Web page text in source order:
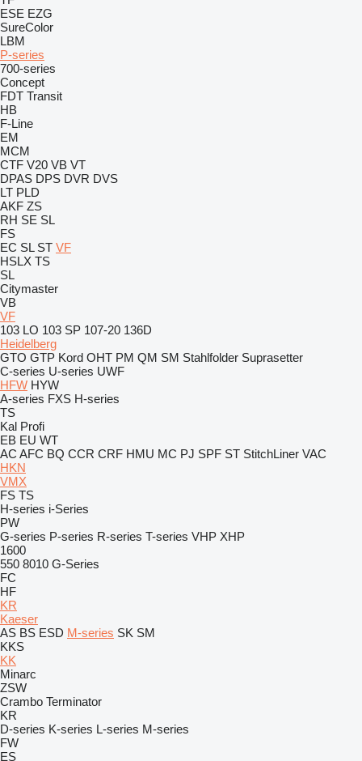
ESE EZG
SureColor
LBM
P-series
700-series
Concept
FDT Transit
HB
F-Line
EM
MCM
CTF V20 VB VT
DPAS DPS DVR DVS
LT PLD
AKF ZS
RH SE SL
FS
EC SL ST VF
HSLX TS
SL
Citymaster
VB
VF
103 LO 103 SP 107-20 136D
Heidelberg
GTO GTP Kord OHT PM QM SM Stahlfolder Suprasetter
C-series U-series UWF
HFW HYW
A-series FXS H-series
TS
Kal Profi
EB EU WT
AC AFC BQ CCR CRF HMU MC PJ SPF ST StitchLiner VAC
HKN
VMX
FS TS
H-series i-Series
PW
G-series P-series R-series T-series VHP XHP
1600
550 8010 G-Series
FC
HF
KR
Kaeser
AS BS ESD M-series SK SM
KKS
KK
Minarc
ZSW
Crambo Terminator
KR
D-series K-series L-series M-series
FW
ES